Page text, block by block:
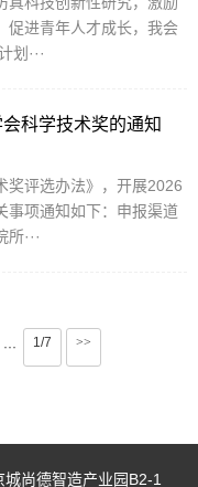
促进青年人才成长，我会
···
科学技术奖的通知
奖评选办法》，开展2026
事项通知如下：申报渠道
···
··· 1/7 >>
尚德智造产业园B2-1